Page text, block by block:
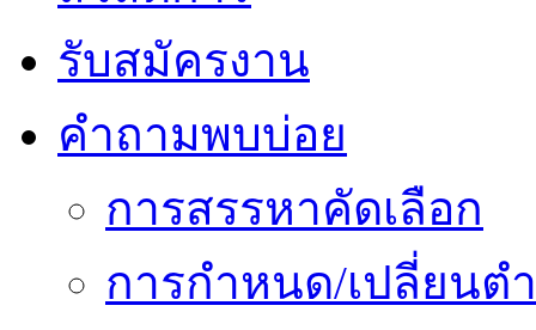
รับสมัครงาน
คำถามพบบ่อย
การสรรหาคัดเลือก
การกำหนด/เปลี่ยนต